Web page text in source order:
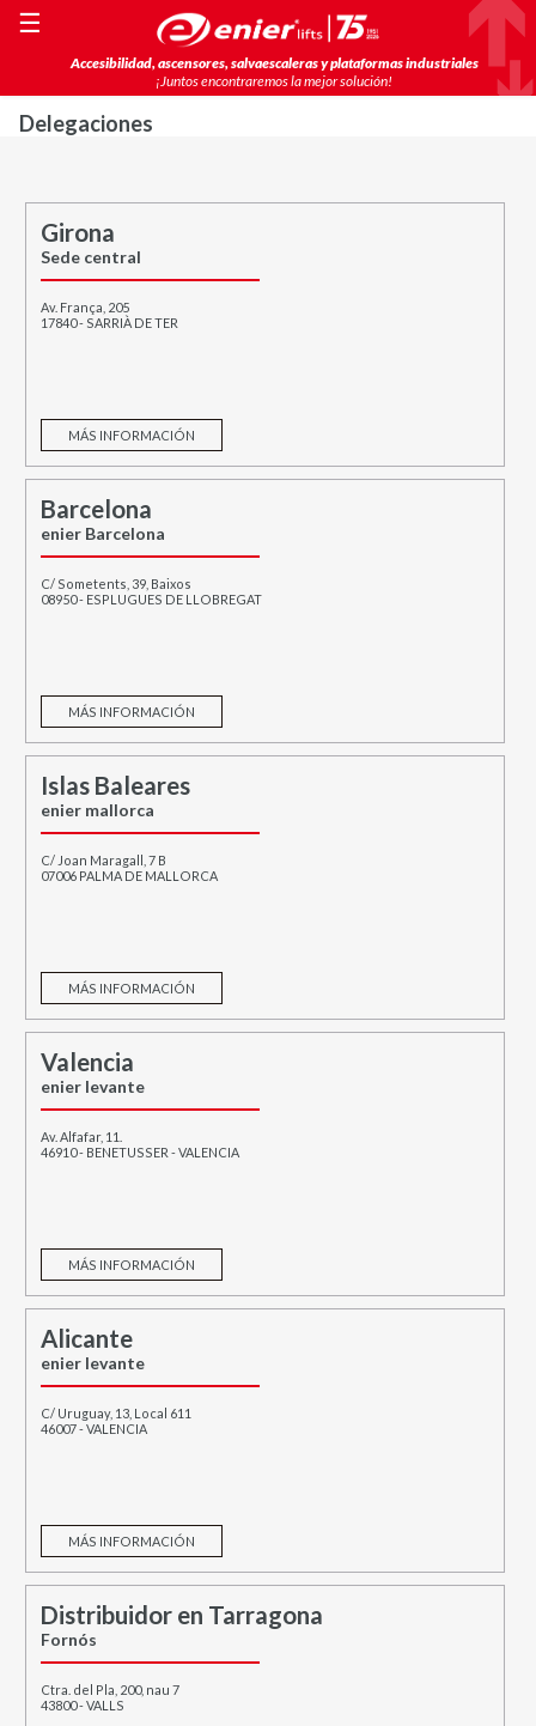
Accesibilidad, ascensores, salvaescaleras y plataformas industriales
¡Juntos encontraremos la mejor solución!
☰
Delegaciones
Girona
Sede central
Av. França, 205
17840 - SARRIÀ DE TER
MÁS INFORMACIÓN
Barcelona
enier Barcelona
C/ Sometents, 39, Baixos
08950 - ESPLUGUES DE LLOBREGAT
MÁS INFORMACIÓN
Islas Baleares
enier mallorca
C/ Joan Maragall, 7 B
07006 PALMA DE MALLORCA
MÁS INFORMACIÓN
Valencia
enier levante
Av. Alfafar, 11.
46910 - BENETUSSER - VALENCIA
MÁS INFORMACIÓN
Alicante
enier levante
C/ Uruguay, 13, Local 611
46007 - VALENCIA
MÁS INFORMACIÓN
Distribuidor en Tarragona
Fornós
Ctra. del Pla, 200, nau 7
43800 - VALLS